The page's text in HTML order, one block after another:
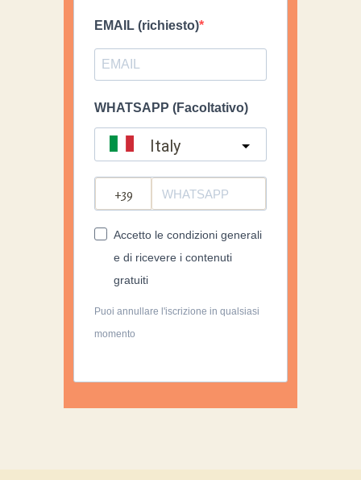
EMAIL (richiesto)
WHATSAPP (Facoltativo)
Italy
Accetto le condizioni generali
e di ricevere i contenuti
gratuiti
Puoi annullare l'iscrizione in qualsiasi
momento